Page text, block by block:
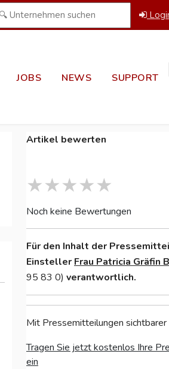
JOBS NEWS SUPPORT
Artikel bewerten
Noch keine Bewertungen
Für den Inhalt der
Einsteller Frau Patricia Gräfin
95 83 0) verantwortlich.
Mit Pressemitteilungen sichtbarer
Tragen Sie jetzt kostenlos Ihre
ein